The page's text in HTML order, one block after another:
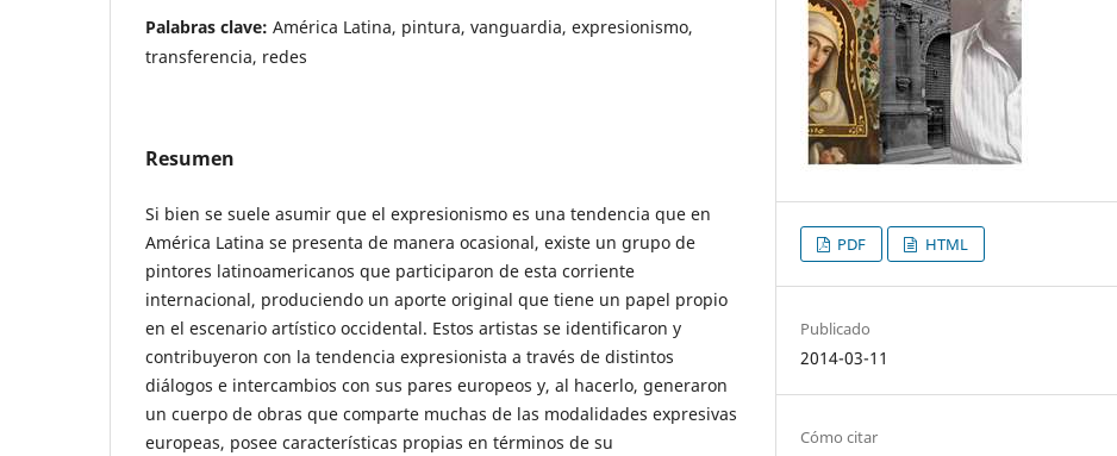
Palabras clave: América Latina, pintura, vanguardia, expresionismo,
transferencia, redes
Resumen
Si bien se suele asumir que el expresionismo es una tendencia que en
América Latina se presenta de manera ocasional, existe un grupo de
pintores latinoamericanos que participaron de esta corriente
internacional, produciendo un aporte original que tiene un papel propio
en el escenario artístico occidental. Estos artistas se identificaron y
contribuyeron con la tendencia expresionista a través de distintos
diálogos e intercambios con sus pares europeos y, al hacerlo, generaron
un cuerpo de obras que comparte muchas de las modalidades expresivas
europeas, posee características propias en términos de su
PDF HTML
Publicado
2014-03-11
Cómo citar